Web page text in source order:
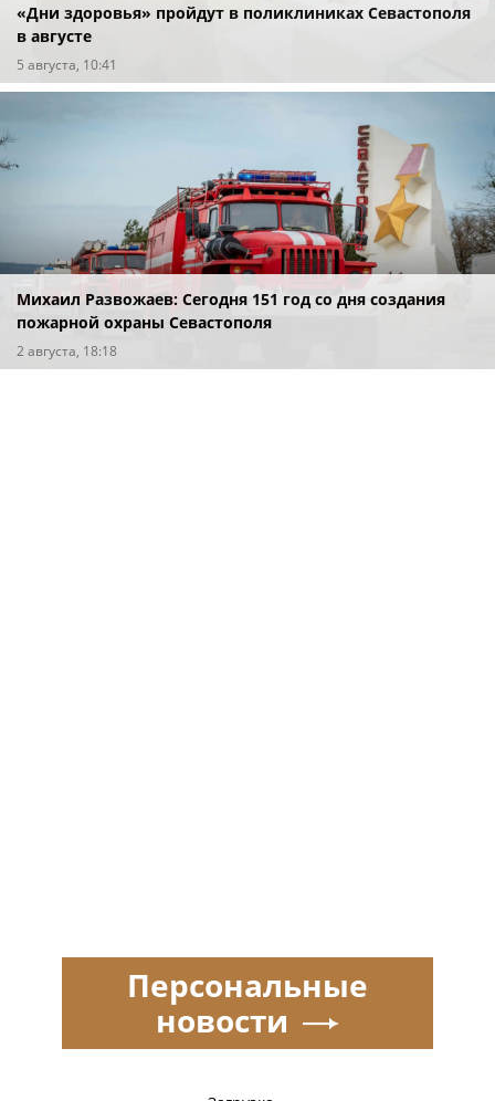
«Дни здоровья» пройдут в поликлиниках Севастополя
в августе
5 августа, 10:41
Михаил Развожаев: Сегодня 151 год со дня создания
пожарной охраны Севастополя
2 августа, 18:18
Персональные
новости